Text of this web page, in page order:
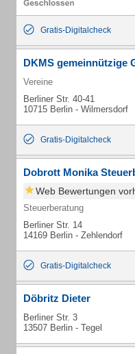
Gratis-Digitalcheck
DKMS gemeinnützige
Vereine
Berliner Str. 40-41
10715 Berlin - Wilmersdorf
Gratis-Digitalcheck
Dobrott Monika
Web Bewertungen
Steuerberatung
Berliner Str. 14
14169 Berlin - Zehlendorf
Gratis-Digitalcheck
Döbritz Dieter
Berliner Str. 3
13507 Berlin - Tegel